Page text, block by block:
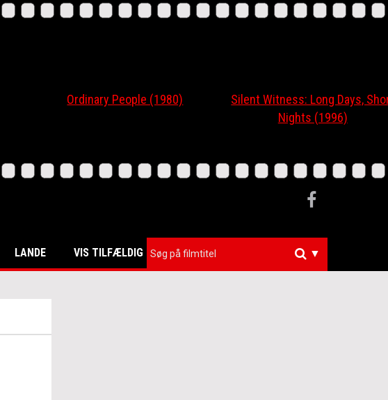
Ordinary People (1980)
Silent Witness: Long Days, Short
Nights (1996)
LANDE VIS TILFÆLDIG ▼